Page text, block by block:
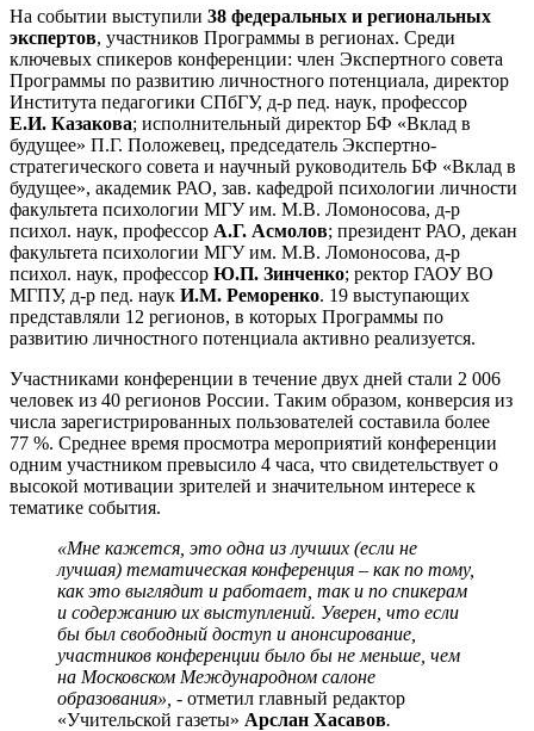
На событии выступили 38 федеральных и региональных
экспертов, участников Программы в регионах. Среди
ключевых спикеров конференции: член Экспертного совета
Программы по развитию личностного потенциала, директор
Института педагогики СПбГУ, д-р пед. наук, профессор
Е.И. Казакова; исполнительный директор БФ «Вклад в
будущее» П.Г. Положевец, председатель Экспертно-
стратегического совета и научный руководитель БФ «Вклад в
будущее», академик РАО, зав. кафедрой психологии личности
факультета психологии МГУ им. М.В. Ломоносова, д-р
психол. наук, профессор А.Г. Асмолов; президент РАО, декан
факультета психологии МГУ им. М.В. Ломоносова, д-р
психол. наук, профессор Ю.П. Зинченко; ректор ГАОУ ВО
МГПУ, д-р пед. наук И.М. Реморенко. 19 выступающих
представляли 12 регионов, в которых Программы по
развитию личностного потенциала активно реализуется.
Участниками конференции в течение двух дней стали 2 006
человек из 40 регионов России. Таким образом, конверсия из
числа зарегистрированных пользователей составила более
77 %. Среднее время просмотра мероприятий конференции
одним участником превысило 4 часа, что свидетельствует о
высокой мотивации зрителей и значительном интересе к
тематике события.
«Мне кажется, это одна из лучших (если не
лучшая) тематическая конференция – как по тому,
как это выглядит и работает, так и по спикерам
и содержанию их выступлений. Уверен, что если
бы был свободный доступ и анонсирование,
участников конференции было бы не меньше, чем
на Московском Международном салоне
образования», - отметил главный редактор
«Учительской газеты» Арслан Хасавов.